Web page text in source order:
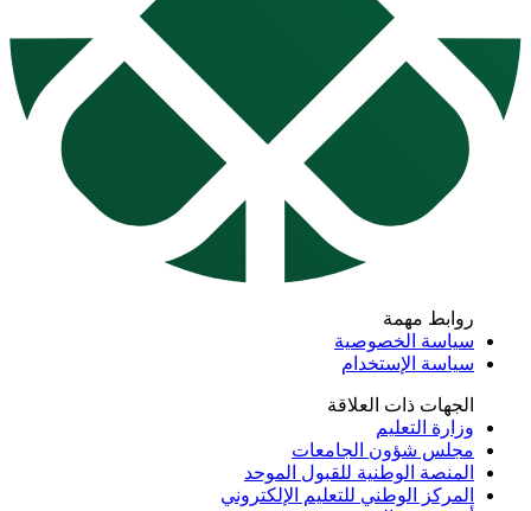
روابط مهمة
سياسة الخصوصية
سياسة الإستخدام
الجهات ذات العلاقة
وزارة التعليم
مجلس شؤون الجامعات
المنصة الوطنية للقبول الموحد
المركز الوطني للتعليم الإلكتروني